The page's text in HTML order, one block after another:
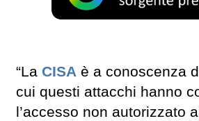
“La CISA è a conoscenza
cui questi attacchi hanno
l’accesso non autorizzato